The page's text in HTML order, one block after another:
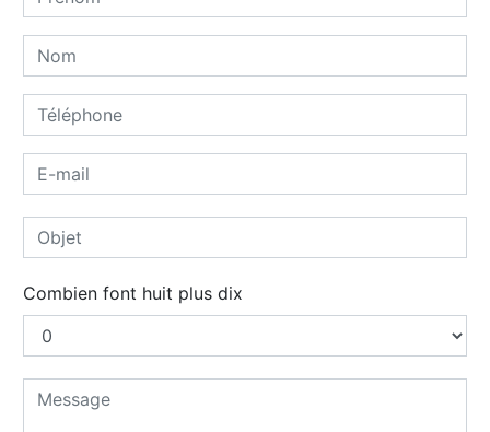
Combien font huit plus dix